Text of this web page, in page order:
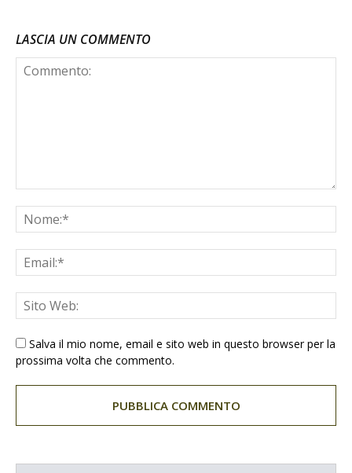
LASCIA UN COMMENTO
Salva il mio nome, email e sito web in questo browser per la
prossima volta che commento.